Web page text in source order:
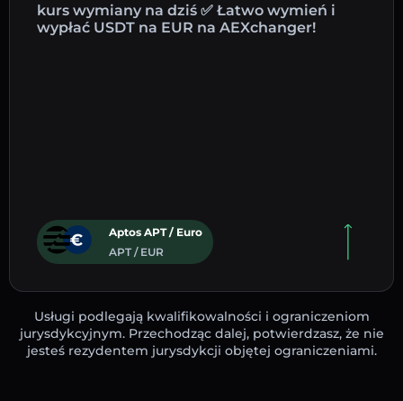
kurs wymiany na dziś ✅ Łatwo wymień i
wypłać USDT na EUR na AEXchanger!
Aptos APT / Euro
APT / EUR
Usługi podlegają kwalifikowalności i ograniczeniom
jurysdykcyjnym. Przechodząc dalej, potwierdzasz, że nie
jesteś rezydentem jurysdykcji objętej ograniczeniami.